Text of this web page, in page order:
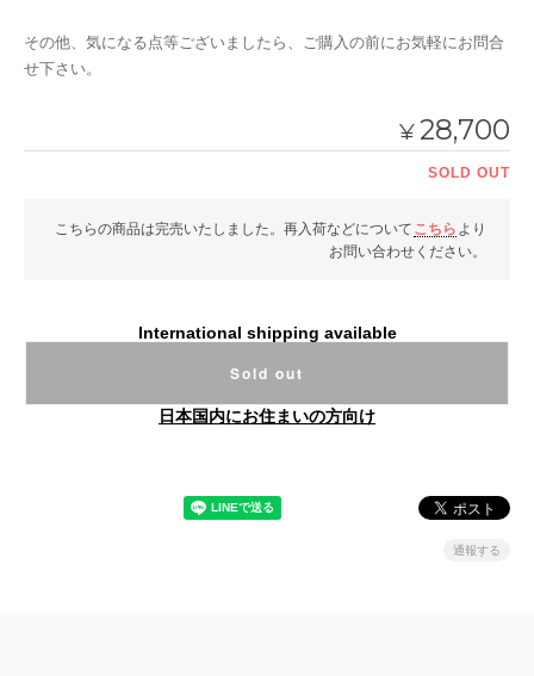
その他、気になる点等ございましたら、ご購入の前にお気軽にお問合
せ下さい。
¥28,700
SOLD OUT
こちらの商品は完売いたしました。再入荷などについて こちら より
お問い合わせください。
International shipping available
Sold out
日本国内にお住まいの方向け
通報する